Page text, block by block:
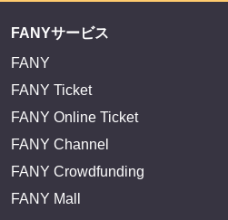
FANYサービス
FANY
FANY Ticket
FANY Online Ticket
FANY Channel
FANY Crowdfunding
FANY Mall